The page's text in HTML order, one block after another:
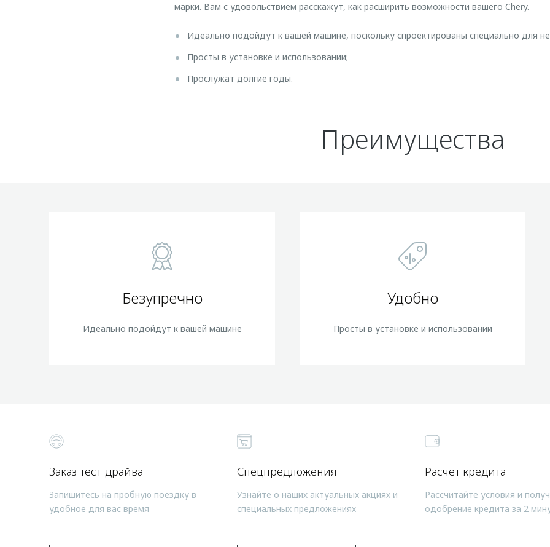
марки. Вам с удовольствием расскажут, как расширить возможности вашего Chery.
Идеально подойдут к вашей машине, поскольку спроектированы специально для
Просты в установке и использовании;
Прослужат долгие годы.
Преимущества
Безупречно
Идеально подойдут к вашей машине
Удобно
Просты в установке и использовании
Заказ тест-драйва
Запишитесь на пробную поездку в
удобное для вас время
Спецпредложения
Узнайте о наших актуальных акциях и
специальных предложениях
Расчет кредита
Рассчитайте условия и
одобрение кредита за 2